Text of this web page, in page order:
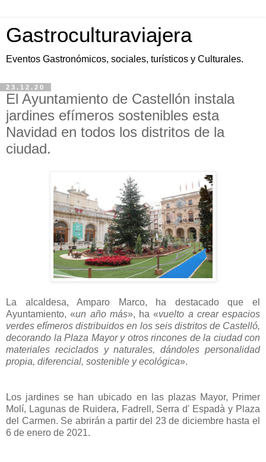
Gastroculturaviajera
Eventos Gastronómicos, sociales, turísticos y Culturales.
23.12.20
El Ayuntamiento de Castellón instala
jardines efímeros sostenibles esta
Navidad en todos los distritos de la
ciudad.
La alcaldesa, Amparo Marco, ha destacado que el
Ayuntamiento, «un año más», ha «vuelto a crear espacios
verdes efímeros distribuidos en los seis distritos de Castelló,
decorando la Plaza Mayor y otros rincones de la ciudad con
materiales reciclados y naturales, dándoles personalidad
propia, diferencial, sostenible y ecológica».
Los jardines se han ubicado en las plazas Mayor, Primer
Molí, Lagunas de Ruidera, Fadrell, Serra d' Espadà y Plaza
del Carmen. Se abrirán a partir del 23 de diciembre hasta el
6 de enero de 2021.